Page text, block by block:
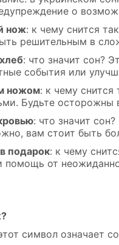
о
нож: к чему снится
решительным в
: что значит сон?
события или
ножом: к чему снится
Будьте осторожны
: что значит
вам стоит быть
подарок: к чему
помощь от
символ означает